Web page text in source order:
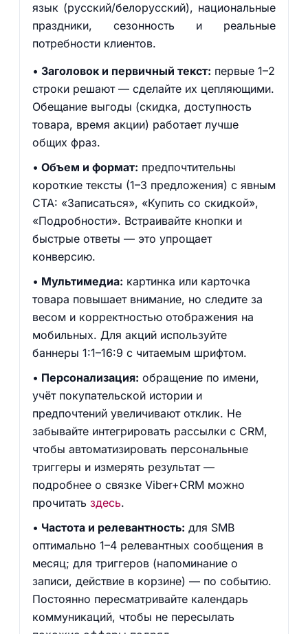
язык (русский/белорусский), национальные
праздники, сезонность и реальные
потребности клиентов.
Заголовок и первичный текст: первые 1–2
строки решают — сделайте их цепляющими.
Обещание выгоды (скидка, доступность
товара, время акции) работает лучше
общих фраз.
Объем и формат: предпочтительны
короткие тексты (1–3 предложения) с явным
CTA: «Записаться», «Купить со скидкой»,
«Подробности». Встраивайте кнопки и
быстрые ответы — это упрощает
конверсию.
Мультимедиа: картинка или карточка
товара повышает внимание, но следите за
весом и корректностью отображения на
мобильных. Для акций используйте
баннеры 1:1–16:9 с читаемым шрифтом.
Персонализация: обращение по имени,
учёт покупательской истории и
предпочтений увеличивают отклик. Не
забывайте интегрировать рассылки с CRM,
чтобы автоматизировать персональные
триггеры и измерять результат —
подробнее о связке Viber+CRM можно
прочитать здесь.
Частота и релевантность: для SMB
оптимально 1–4 релевантных сообщения в
месяц; для триггеров (напоминание о
записи, действие в корзине) — по событию.
Постоянно пересматривайте календарь
коммуникаций, чтобы не пересылать